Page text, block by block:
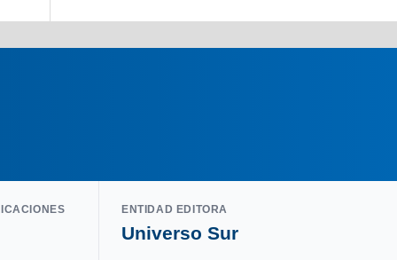
ENTIDAD EDITORA
Universo Sur